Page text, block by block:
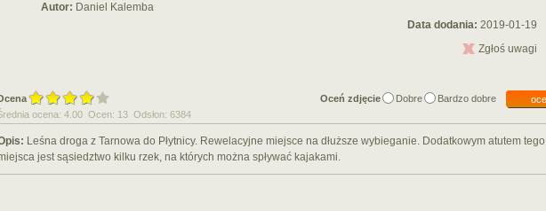
Autor: Daniel Kalemba
Data dodania: 2019-01-19
Zgłoś uwagi
Oceń zdjęcie Dobre Bardzo dobre
ocena: 4.00 Ocen: 13 Odsłon: 6384
Leśna droga z Tarnowa do Płytnicy. Rewelacyjne miejsce na dłuższe wybieganie. Dodatkowym atutem tego
jest sąsiedztwo kilku rzek, na których można spływać kajakami.